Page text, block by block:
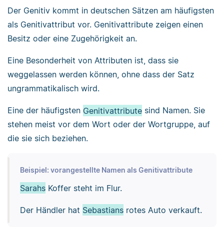
Der Genitiv kommt in deutschen Sätzen am häufigsten
als Genitivattribut vor. Genitivattribute zeigen einen
Besitz oder eine Zugehörigkeit an.
Eine Besonderheit von Attributen ist, dass sie
weggelassen werden können, ohne dass der Satz
ungrammatikalisch wird.
Eine der häufigsten Genitivattribute sind Namen. Sie
stehen meist vor dem Wort oder der Wortgruppe, auf
die sie sich beziehen.
Beispiel: vorangestellte Namen als Genitivattribute
SarahsKoffer steht im Flur.
Der Händler hat Sebastiansrotes Auto verkauft.